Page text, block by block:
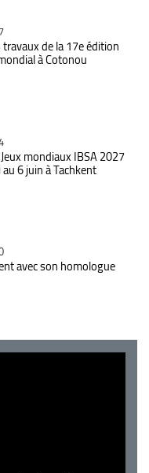
de la 17e édition
à Cotonou
mondiaux IBSA 2027
6 juin à Tachkent
avec son homologue